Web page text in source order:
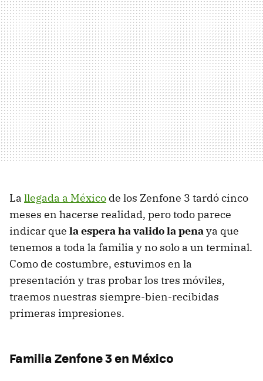
La llegada a México de los Zenfone 3 tardó cinco
meses en hacerse realidad, pero todo parece
indicar que la espera ha valido la penaya que
tenemos a toda la familia y no solo a un terminal.
Como de costumbre, estuvimos en la
presentación y tras probar los tres móviles,
traemos nuestras siempre-bien-recibidas
primeras impresiones.
Familia Zenfone 3 en México